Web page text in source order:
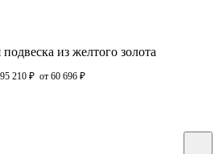
из желтого золота
95 210 ₽ от 60 696 ₽